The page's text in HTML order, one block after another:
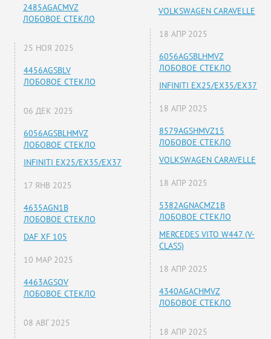
2485AGACMVZ
ЛОБОВОЕ СТЕКЛО
25 НОЯ 2025
4456AGSBLV
ЛОБОВОЕ СТЕКЛО
06 ДЕК 2025
6056AGSBLHMVZ
ЛОБОВОЕ СТЕКЛО
INFINITI EX25/EX35/EX37
17 ЯНВ 2025
4635AGN1B
ЛОБОВОЕ СТЕКЛО
DAF XF 105
10 МАР 2025
4463AGSOV
ЛОБОВОЕ СТЕКЛО
08 АВГ 2025
VOLKSWAGEN CARAVELLE
18 АПР 2025
6056AGSBLHMVZ
ЛОБОВОЕ СТЕКЛО
INFINITI EX25/EX35/EX37
18 АПР 2025
8579AGSHMVZ15
ЛОБОВОЕ СТЕКЛО
VOLKSWAGEN CARAVELLE
18 АПР 2025
5382AGNACMZ1B
ЛОБОВОЕ СТЕКЛО
MERCEDES VITO W447 (V-
CLASS)
18 АПР 2025
4340AGACHMVZ
ЛОБОВОЕ СТЕКЛО
18 АПР 2025